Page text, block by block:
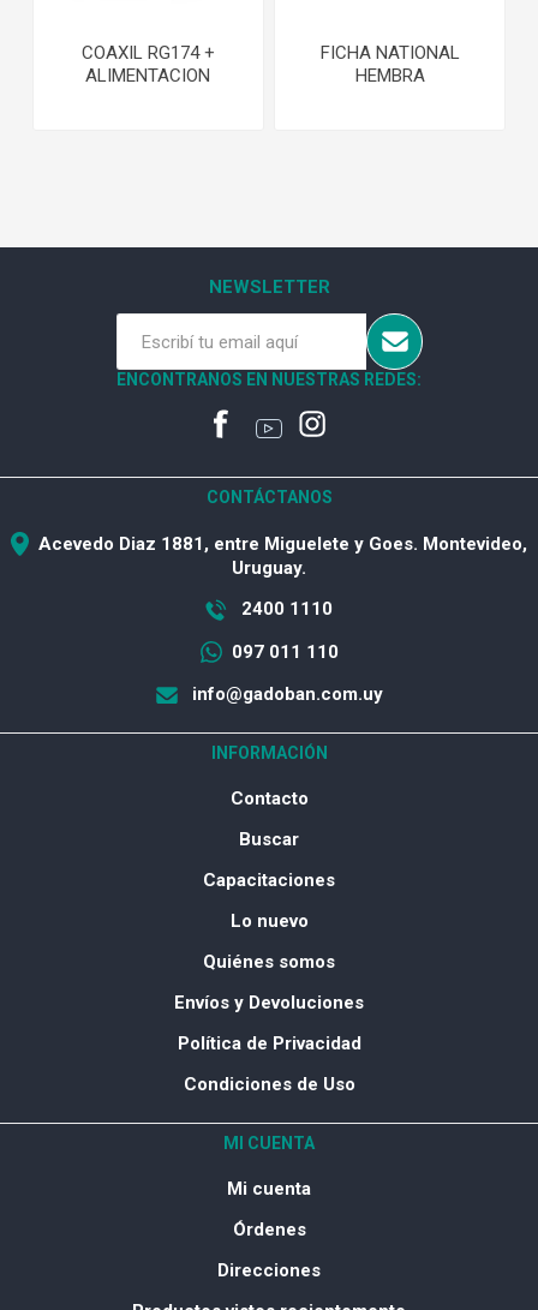
COAXIL RG174 +
ALIMENTACION
FICHA NATIONAL
HEMBRA
NEWSLETTER
ENCONTRANOS EN NUESTRAS REDES:
CONTÁCTANOS
Acevedo Diaz 1881, entre Miguelete y Goes. Montevideo,
Uruguay.
2400 1110
097 011 110
info@gadoban.com.uy
INFORMACIÓN
Contacto
Buscar
Capacitaciones
Lo nuevo
Quiénes somos
Envíos y Devoluciones
Política de Privacidad
Condiciones de Uso
MI CUENTA
Mi cuenta
Órdenes
Direcciones